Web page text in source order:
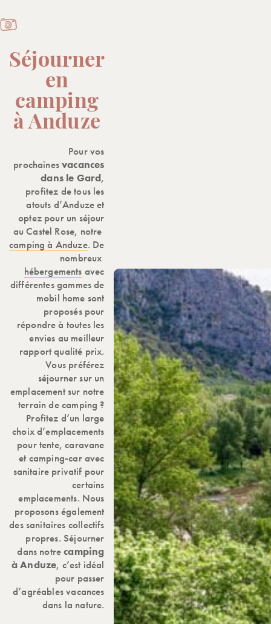
Séjourner
en
camping
à Anduze
Pour vos
prochainesvacances
dans le Gard,
profitez de tous les
atouts d’Anduze et
optez pour un séjour
au Castel Rose, notre
camping à Anduze. De
nombreux
hébergements avec
différentes gammes de
mobil home sont
proposés pour
répondre à toutes les
envies au meilleur
rapport qualité prix.
Vous préférez
séjourner sur un
emplacement sur notre
terrain de camping ?
Profitez d’un large
choix d’emplacements
pour tente, caravane
et camping-car avec
sanitaire privatif pour
certains
emplacements. Nous
proposons également
des sanitaires collectifs
propres. Séjourner
dans notrecamping
à Anduze, c’est idéal
pour passer
d’agréables vacances
dans la nature.